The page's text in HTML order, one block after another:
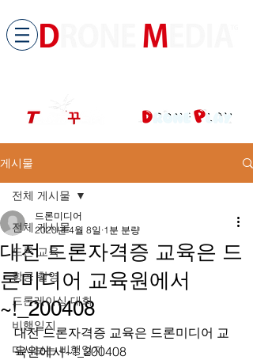
게시물
전체 게시물
드론 교육
항공 촬영
드론레이싱 대회
비행일지
다시보는 비행일지
전체 게시물
대전 드론자격증 교육은 드
론미디어 교육원에서
~!_200408
드론미디어
2020년 4월 8일 1분 분량
대전 드론자격증 교육은 드론미디어 교
육원에서~!_200408